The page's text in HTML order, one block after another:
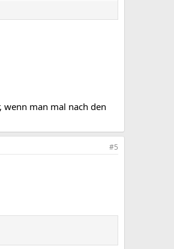
wenn man mal nach den
#5